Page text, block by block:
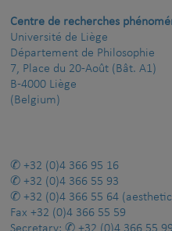
Centre de recherches
Université de Liège
Département de Philosophie
7, Place du 20-Août (Bât. A1)
B-4000 Liège
(Belgium)
+32 (0)4 366 95 16
+32 (0)4 366 55 93
+32 (0)4 366 55 64
Fax +32 (0)4 366 55 59